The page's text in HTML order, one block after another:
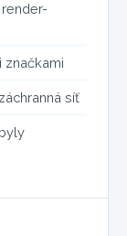
síť